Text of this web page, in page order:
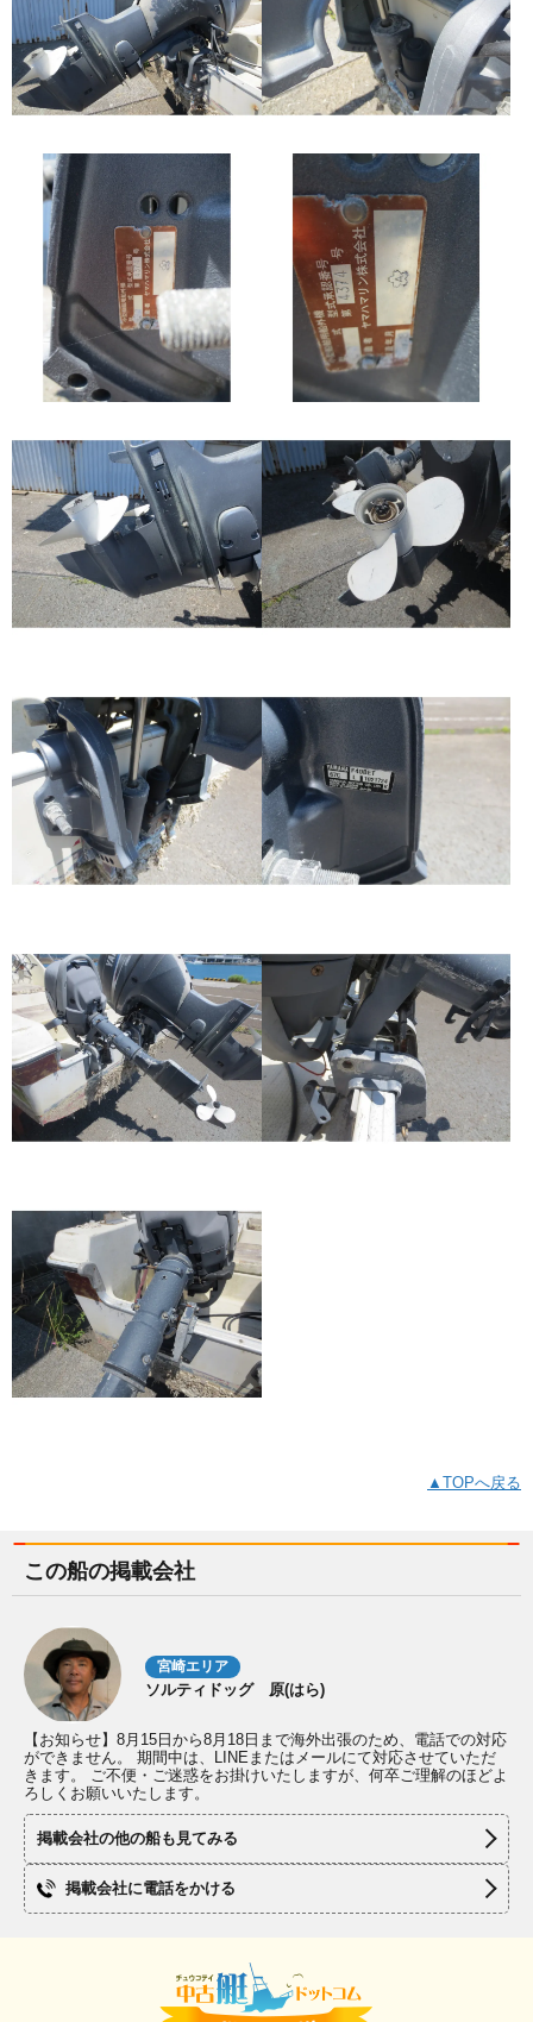
▲TOPへ戻る
この船の掲載会社
宮崎エリア
ソルティドッグ 原(はら)
【お知らせ】8月15日から8月18日まで海外出張のため、電話での対応
ができません。 期間中は、LINEまたはメールにて対応させていただ
きます。 ご不便・ご迷惑をお掛けいたしますが、何卒ご理解のほどよ
ろしくお願いいたします。
掲載会社の他の船も見てみる
掲載会社に電話をかける